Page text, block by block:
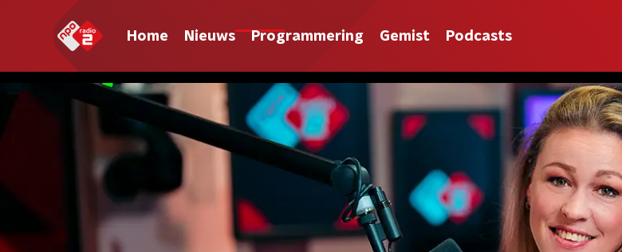
Home Nieuws Programmering Gemist Podcasts